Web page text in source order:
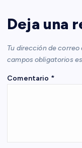
c
i
ó
n
Deja una
Tu dirección de
campos obligatorios
Comentario *